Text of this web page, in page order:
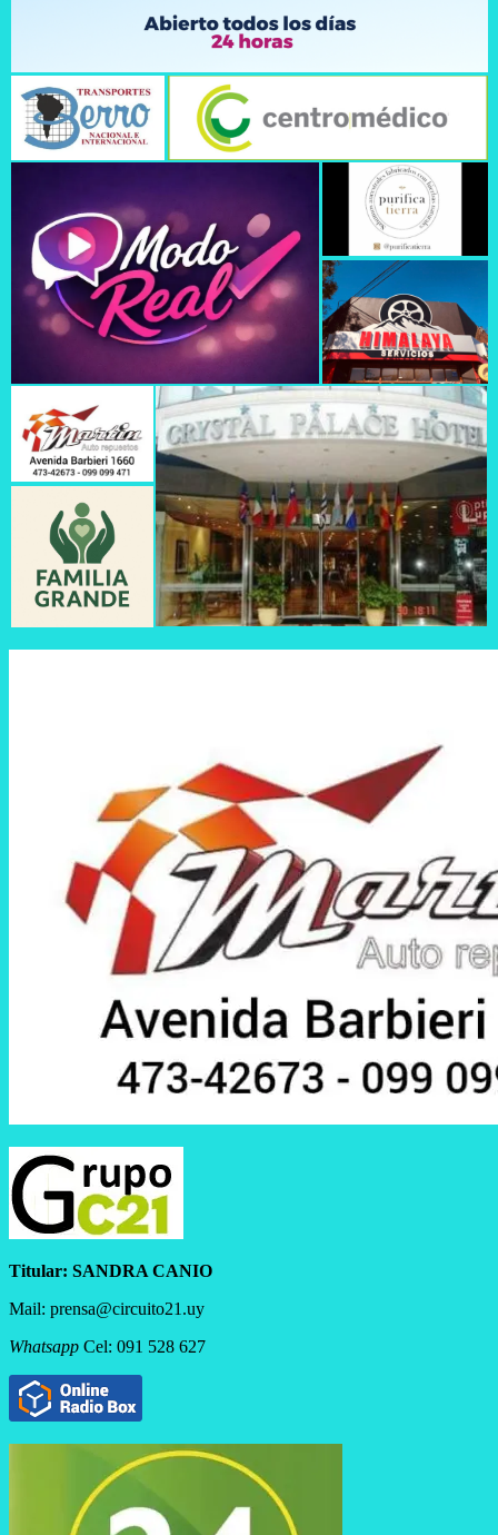
Titular: SANDRA CANIO
Mail: prensa@circuito21.uy
Whatsapp Cel: 091 528 627